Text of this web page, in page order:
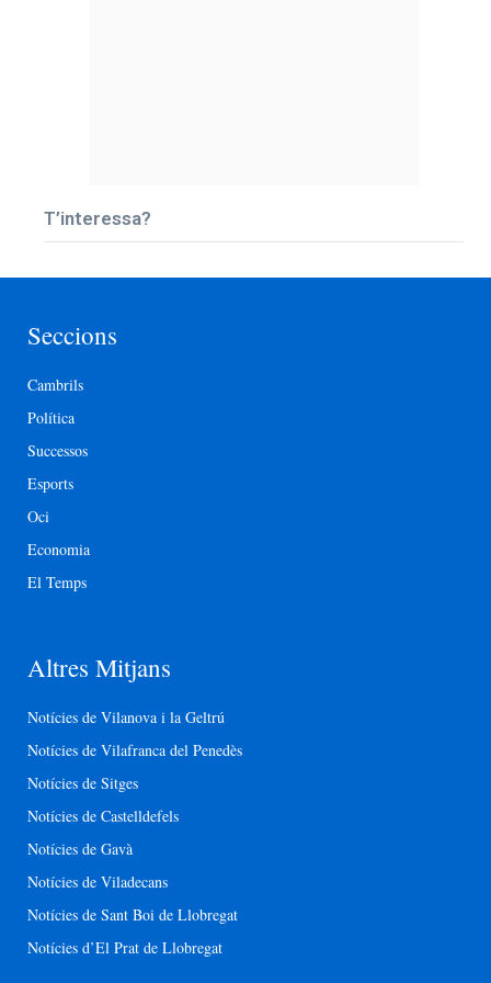
T’interessa?
Seccions
Cambrils
Política
Successos
Esports
Oci
Economia
El Temps
Altres Mitjans
Notícies de Vilanova i la Geltrú
Notícies de Vilafranca del Penedès
Notícies de Sitges
Notícies de Castelldefels
Notícies de Gavà
Notícies de Viladecans
Notícies de Sant Boi de Llobregat
Notícies d’El Prat de Llobregat